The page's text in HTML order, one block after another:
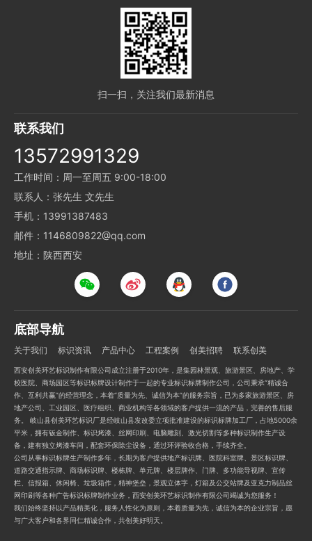
扫一扫，关注我们最新消息
联系我们
13572991329
工作时间：周一至周五 9:00-18:00
联系人：张先生 文先生
手机：13991387483
邮件：1146809822@qq.com
地址：陕西西安
底部导航
关于我们 标识资讯 产品中心 工程案例 创美招聘 联系创美
西安创美环艺标识制作有限公司成立注册于2010年，是集园林景观、旅游景区、房地产、学
校医院、商场园区等标识标牌设计制作于一起的专业标识标牌制作公司，公司秉承“精诚合
作、互利共赢”的经营理念，本着“质量为先、诚信为本”的服务宗旨，已为多家旅游景区、房
地产公司、工业园区、医疗组织、商业机构等各领域的客户提供一流的产品，完善的售后服
务。 岐山县创美环艺标识厂是经岐山县发改委立项批准建设的标识标牌加工厂，占地5000余
平米，拥有钣金制作、标识烤漆、丝网印刷、电脑雕刻、激光切割等多种标识制作生产设
备，建有独立烤漆车间，配套环保除尘设备，通过环评验收合格，手续齐全。
公司从事标识标牌生产制作多年，长期为客户提供地产标识牌、医院科室牌、景区标识牌、
道路交通指示牌、商场标识牌、楼栋牌、单元牌、楼层牌作、门牌、多功能导视牌、宣传
栏、信报箱、休闲椅、垃圾箱作，精神堡垒，景观立体字，灯箱及公交站牌及亚克力制品丝
网印刷等各种广告标识标牌制作业务，西安创美环艺标识制作有限公司竭诚为您服务！
我们始终坚持以产品精美化，服务人性化为原则，本着质量为先，诚信为本的企业宗旨，愿
与广大客户和各界同仁精诚合作，共创美好明天。